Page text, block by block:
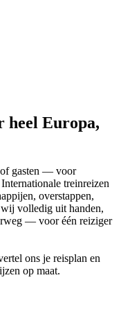
heel Europa,
of gasten — voor
treinreizen
overstappen,
volledig uit handen,
— voor één reiziger
ons je reisplan en
op maat.